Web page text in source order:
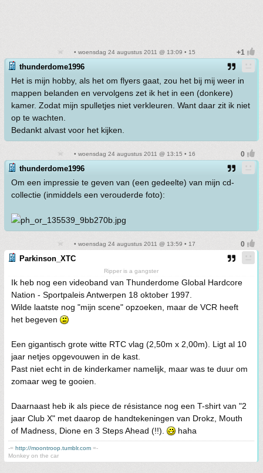
• woensdag 24 augustus 2011 @ 13:09 • 15
thunderdome1996
Het is mijn hobby, als het om flyers gaat, zou het bij mij weer in
mappen belanden en vervolgens zet ik het in een (donkere)
kamer. Zodat mijn spulletjes niet verkleuren. Want daar zit ik niet
op te wachten.
Bedankt alvast voor het kijken.
• woensdag 24 augustus 2011 @ 13:15 • 16
thunderdome1996
Om een impressie te geven van (een gedeelte) van mijn cd-
collectie (inmiddels een verouderde foto):
• woensdag 24 augustus 2011 @ 13:59 • 17
Parkinson_XTC
Ripper is a gangster
Ik heb nog een videoband van Thunderdome Global Hardcore
Nation - Sportpaleis Antwerpen 18 oktober 1997.
Wilde laatste nog "mijn scene" opzoeken, maar de VCR heeft
het begeven
Een gigantisch grote witte RTC vlag (2,50m x 2,00m). Ligt al 10
jaar netjes opgevouwen in de kast.
Past niet echt in de kinderkamer namelijk, maar was te duur om
zomaar weg te gooien.
Daarnaast heb ik als piece de résistance nog een T-shirt van "2
jaar Club X" met daarop de handtekeningen van Drokz, Mouth
of Madness, Dione en 3 Steps Ahead (!!).
haha
-= http://moontroop.tumblr.com =-
Monkey on the car